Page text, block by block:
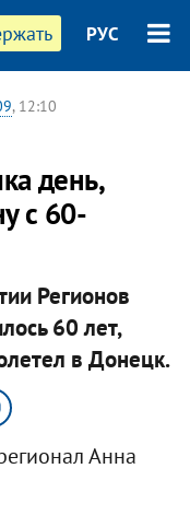
РУС
, 12:10
день,
с 60-
Регионов
60 лет,
в Донецк.
Анна